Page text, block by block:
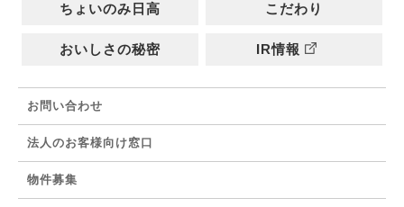
ちょいのみ日高 こだわり
おいしさの秘密 IR情報
お問い合わせ
法人のお客様向け窓口
物件募集